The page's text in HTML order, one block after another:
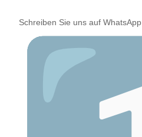
Schreiben Sie uns auf WhatsApp